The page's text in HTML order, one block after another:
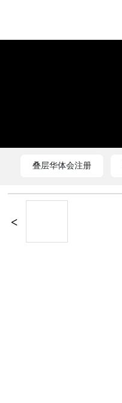
叠层华体会注册